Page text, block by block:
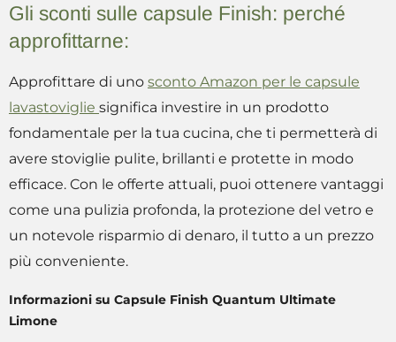
Gli sconti sulle capsule Finish: perché
approfittarne:
Approfittare di uno sconto Amazon per le capsule
lavastoviglie significa investire in un prodotto
fondamentale per la tua cucina, che ti permetterà di
avere stoviglie pulite, brillanti e protette in modo
efficace. Con le offerte attuali, puoi ottenere vantaggi
come una pulizia profonda, la protezione del vetro e
un notevole risparmio di denaro, il tutto a un prezzo
più conveniente.
Informazioni su Capsule Finish Quantum Ultimate
Limone